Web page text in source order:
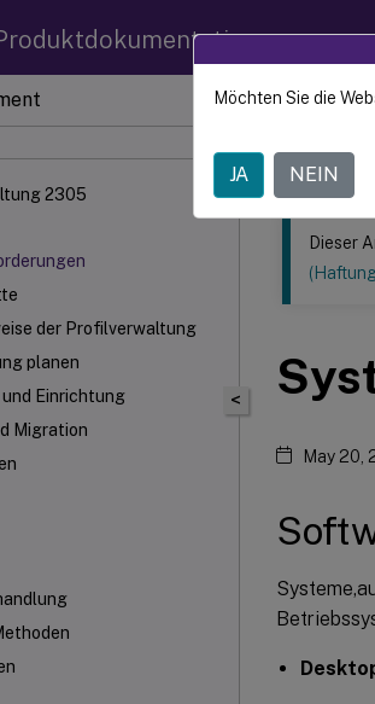
2305
der Profilverwaltung
planen
Einrichtung
Migration
Dieser Inhalt
<
Dieser
May 20,
Möchten Sie die
JA NEIN